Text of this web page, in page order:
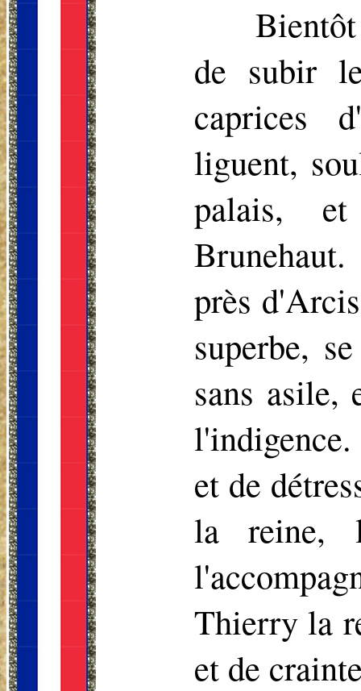
de subir
caprices
liguent,
palais, et
près
superbe,
sans asile,
et de
la reine,
Thierry la
et de